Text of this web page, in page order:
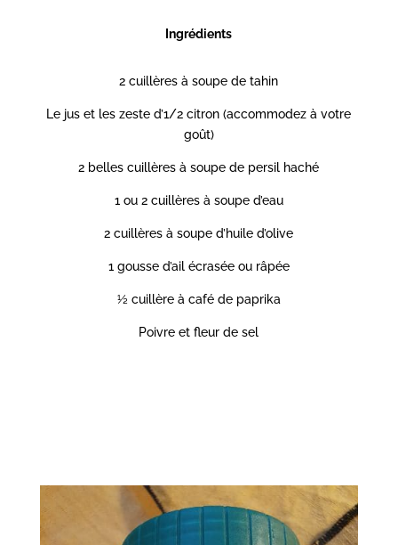
Ingrédients
2 cuillères à soupe de tahin
Le jus et les zeste d’1/2 citron (accommodez à votre
goût)
2 belles cuillères à soupe de persil haché
1 ou 2 cuillères à soupe d’eau
2 cuillères à soupe d’huile d’olive
1 gousse d’ail écrasée ou râpée
½ cuillère à café de paprika
Poivre et fleur de sel